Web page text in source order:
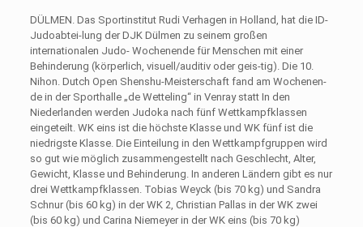
DÜLMEN. Das Sportinstitut Rudi Verhagen in Holland, hat die ID-
Judoabtei-lung der DJK Dülmen zu seinem großen
internationalen Judo- Wochenende für Menschen mit einer
Behinderung (körperlich, visuell/auditiv oder geis-tig). Die 10.
Nihon. Dutch Open Shenshu-Meisterschaft fand am Wochenen-
de in der Sporthalle „de Wetteling“ in Venray statt In den
Niederlanden werden Judoka nach fünf Wettkampfklassen
eingeteilt. WK eins ist die höchste Klasse und WK fünf ist die
niedrigste Klasse. Die Einteilung in den Wettkampfgruppen wird
so gut wie möglich zusammengestellt nach Geschlecht, Alter,
Gewicht, Klasse und Behinderung. In anderen Ländern gibt es nur
drei Wettkampfklassen. Tobias Weyck (bis 70 kg) und Sandra
Schnur (bis 60 kg) in der WK 2, Christian Pallas in der WK zwei
(bis 60 kg) und Carina Niemeyer in der WK eins (bis 70 kg)